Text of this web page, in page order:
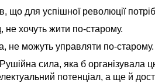
що для успішної революції
хочуть жити по-старому.
не можуть управляти по-старому.
сила, яка б
потенціал, а ще й